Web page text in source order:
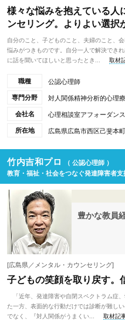
様々な悩みを抱えている人
ンセリング。よりよい選択
自分のこと、子どものこと、夫婦のこと、
悩みがつきものです。自分一人で解決でき
に話を聞いてほしいと思ったとき...
取材
職種 公認心理師
専門分野 対人関係精神分析的心理
会社名 心理相談室アフォーダンス
所在地 広島県広島市西区己斐本
竹内吉和プロ
（ 公認心理師 ）
教育・福祉・社会をつなぐ発達障害者支
豊かな教員
[広島県／メンタル・カウンセリング]
子どもの笑顔を取り戻す。
「近年、発達障害や自閉スペクトラム症
た一方、表面的な行動だけでは診断が難し
でなく、『対人関係がうまくい...
取材記